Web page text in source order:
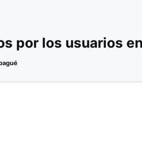
por los usuarios